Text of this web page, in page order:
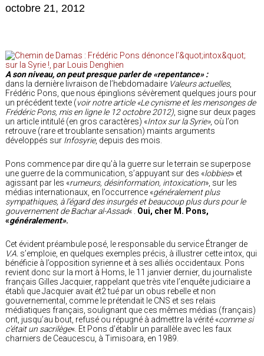
octobre 21, 2012
A son niveau, on peut presque parler de «repentance» :
dans la dernière livraison de l’hebdomadaire Valeurs actuelles,
Frédéric Pons, que nous épinglions sévèrement quelques jours pour
un précédent texte (voir notre article «Le cynisme et les mensonges de
Frédéric Pons, mis en ligne le 12 octobre 2012) , signe sur deux pages
un article intitulé (en gros caractères) «Intox sur la Syrie», où l’on
retrouve (rare et troublante sensation) maints arguments
développés sur Infosyrie, depuis des mois.
Pons commence par dire qu’à la guerre sur le terrain se superpose
une guerre de la communication, s’appuyant sur des «lobbies» et
agissant par les «rumeurs, désinformation, intoxication», sur les
médias internationaux, en l’occurrence «généralement plus
sympathiques, à l’égard des insurgés et beaucoup plus durs pour le
gouvernement de Bachar al-Assad« .
Oui, cher M. Pons,
«généralement».
Cet évident préambule posé, le responsable du service Étranger de
V.A. s’emploie, en quelques exemples précis, à illustrer cette intox, qui
bénéficie à l’opposition syrienne et à ses alliés occidentaux. Pons
revient donc sur la mort à Homs, le 11 janvier dernier, du journaliste
français Gilles Jacquier, rappelant que très vite l’enquête judiciaire a
établi que Jacquier avait ét2 tué par un obus rebelle et non
gouvernemental, comme le prétendait le CNS et ses relais
médiatiques français, soulignant que ces mêmes médias (français)
ont, jusqu’au bout, refusé ou répugné à admettre la vérité «comme si
c’était un sacrilège«. Et Pons d’établir un parallèle avec les faux
charniers de Ceaucescu, à Timisoara, en 1989.